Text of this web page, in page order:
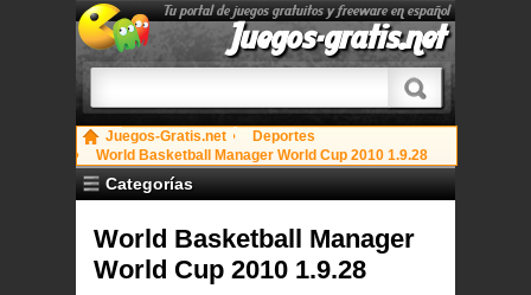
Tu portal de juegos gratuitos y freeware en español
Juegos-gratis.net
Juegos-Gratis.net
Deportes
World Basketball Manager World Cup 2010 1.9.28
Categorías
World Basketball Manager
World Cup 2010 1.9.28